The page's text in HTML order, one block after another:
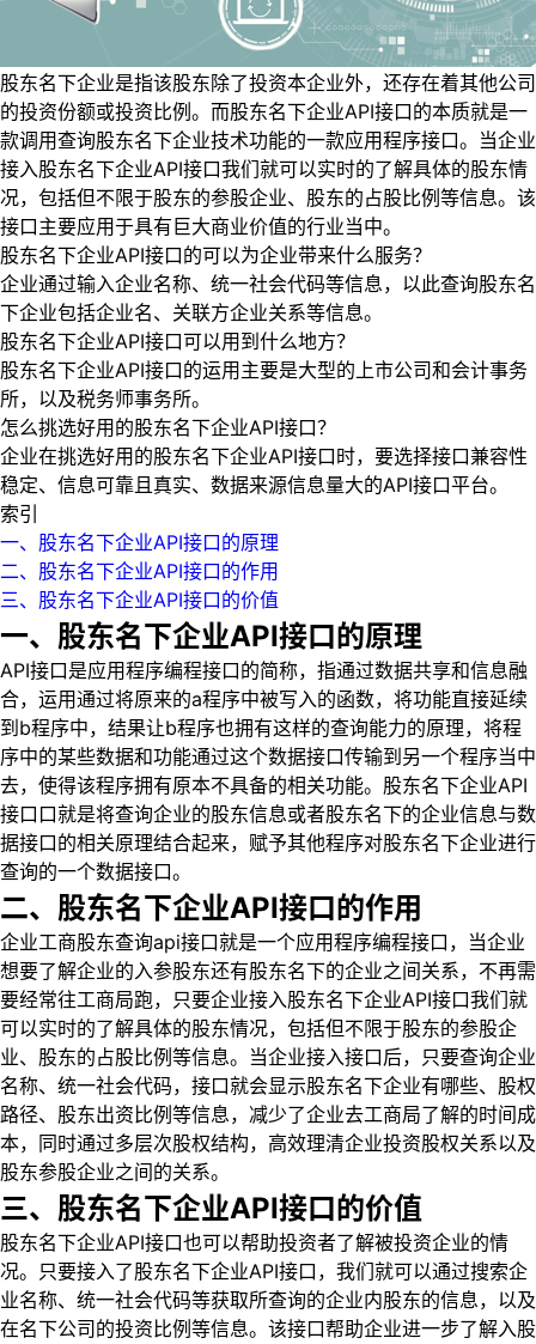
股东名下企业是指该股东除了投资本企业外，还存在着其他公司
的投资份额或投资比例。而股东名下企业API接口的本质就是一
款调用查询股东名下企业技术功能的一款应用程序接口。当企业
接入股东名下企业API接口我们就可以实时的了解具体的股东情
况，包括但不限于股东的参股企业、股东的占股比例等信息。该
接口主要应用于具有巨大商业价值的行业当中。
股东名下企业API接口的可以为企业带来什么服务？
企业通过输入企业名称、统一社会代码等信息，以此查询股东名
下企业包括企业名、关联方企业关系等信息。
股东名下企业API接口可以用到什么地方？
股东名下企业API接口的运用主要是大型的上市公司和会计事务
所，以及税务师事务所。
怎么挑选好用的股东名下企业API接口？
企业在挑选好用的股东名下企业API接口时，要选择接口兼容性
稳定、信息可靠且真实、数据来源信息量大的API接口平台。
索引
一、股东名下企业API接口的原理
二、股东名下企业API接口的作用
三、股东名下企业API接口的价值
一、股东名下企业API接口的原理
API接口是应用程序编程接口的简称，指通过数据共享和信息融
合，运用通过将原来的a程序中被写入的函数，将功能直接延续
到b程序中，结果让b程序也拥有这样的查询能力的原理，将程
序中的某些数据和功能通过这个数据接口传输到另一个程序当中
去，使得该程序拥有原本不具备的相关功能。股东名下企业API
接口口就是将查询企业的股东信息或者股东名下的企业信息与数
据接口的相关原理结合起来，赋予其他程序对股东名下企业进行
查询的一个数据接口。
二、股东名下企业API接口的作用
企业工商股东查询api接口就是一个应用程序编程接口，当企业
想要了解企业的入参股东还有股东名下的企业之间关系，不再需
要经常往工商局跑，只要企业接入股东名下企业API接口我们就
可以实时的了解具体的股东情况，包括但不限于股东的参股企
业、股东的占股比例等信息。当企业接入接口后，只要查询企业
名称、统一社会代码，接口就会显示股东名下企业有哪些、股权
路径、股东出资比例等信息，减少了企业去工商局了解的时间成
本，同时通过多层次股权结构，高效理清企业投资股权关系以及
股东参股企业之间的关系。
三、股东名下企业API接口的价值
股东名下企业API接口也可以帮助投资者了解被投资企业的情
况。只要接入了股东名下企业API接口，我们就可以通过搜索企
业名称、统一社会代码等获取所查询的企业内股东的信息，以及
在名下公司的投资比例等信息。该接口帮助企业进一步了解入股